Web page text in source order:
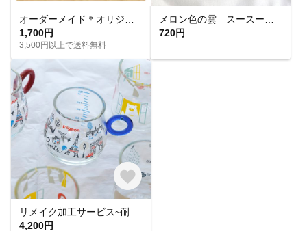
1,700円
3,500円以上で送料無料
720円
4,200円